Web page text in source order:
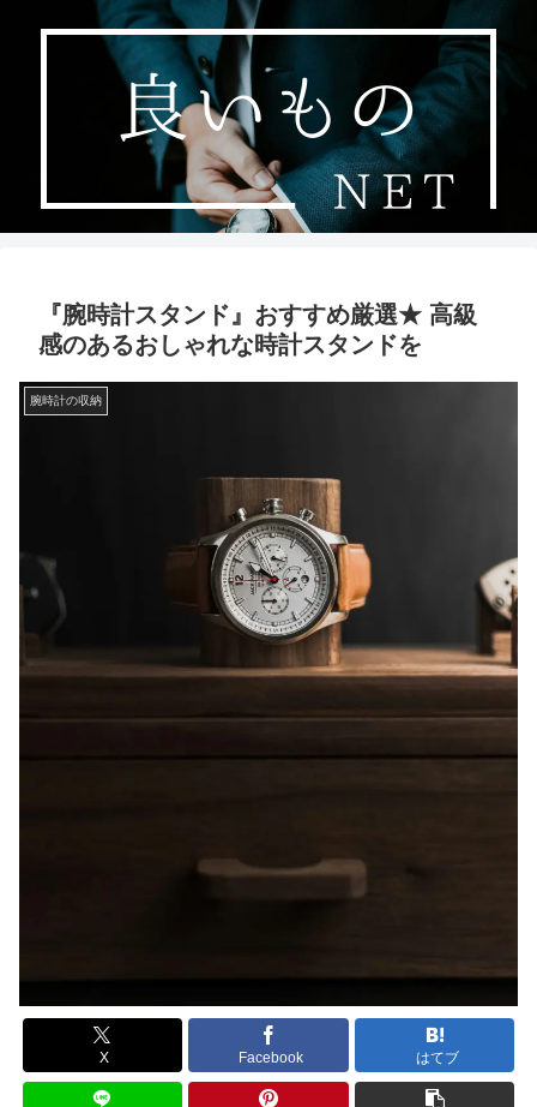
『腕時計スタンド』おすすめ厳選★ 高級
感のあるおしゃれな時計スタンドを
腕時計の収納
X Facebook はてブ